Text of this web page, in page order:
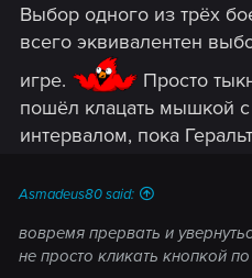
Выбор одного из трёх
всего эквивалентен
игре.
Просто
пошёл клацать мышкой
интервалом, пока
Asmadeus80 said:
вовремя прервать и
не просто кликать кнопкой по